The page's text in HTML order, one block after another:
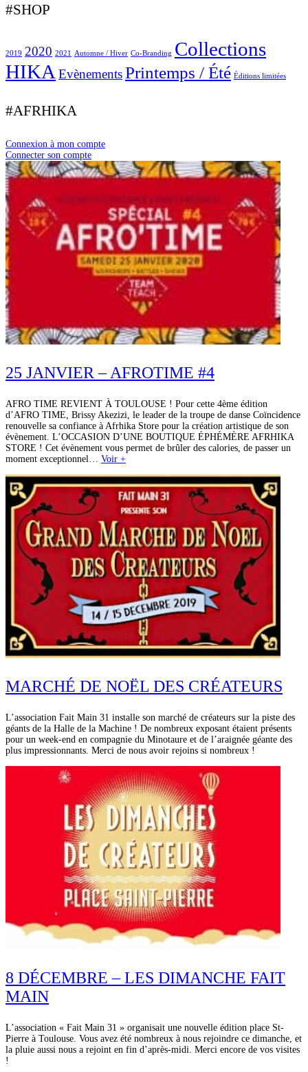
#SHOP
2019 2020 2021 Automne / Hiver Co-Branding Collections
HIKA EvènementsPrintemps / Été Éditions limitées
#AFRHIKA
Connexion à mon compte
Connecter son compte
25 JANVIER – AFROTIME #4
AFRO TIME REVIENT À TOULOUSE ! Pour cette 4ème édition
d’AFRO TIME, Brissy Akezizi, le leader de la troupe de danse Coïncidence
renouvelle sa confiance à Afrhika Store pour la création artistique de son
évènement. L’OCCASION D’UNE BOUTIQUE ÉPHÉMÈRE AFRHIKA
STORE ! Cet évènement vous permet de brûler des calories, de passer un
moment exceptionnel… Voir +
MARCHÉ DE NOËL DES CRÉATEURS
L’association Fait Main 31 installe son marché de créateurs sur la piste des
géants de la Halle de la Machine ! De nombreux exposant étaient présents
pour un week-end en compagnie du Minotaure et de l’araignée géante des
plus impressionnants. Merci de nous avoir rejoins si nombreux !
8 DÉCEMBRE – LES DIMANCHE FAIT
MAIN
L’association « Fait Main 31 » organisait une nouvelle édition place St-
Pierre à Toulouse. Vous avez été nombreux à nous rejoindre ce dimanche, et
la pluie aussi nous a rejoint en fin d’après-midi. Merci encore de vos visites
!